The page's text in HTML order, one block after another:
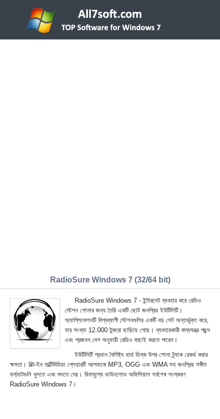
RadioSure Windows 7 (32/64 bit)
RadioSure Windows 7 - ইন্টারনেট ব্যবহার করে রেডিও
স্টেশন শোনার জন্য তৈরি একটি ছোট জনপ্রিয় ইউটিলিটি।
অ্যাপ্লিকেশনটি বিশ্বব্যাপী স্টেশনগুলির একটি বড় সেট অন্তর্ভুক্ত করে,
যার সংখ্যা 12.000 টুকরো ছাড়িয়ে গেছে। ব্যবহারকারী বাদ্যযন্ত্র পছন্দ
এবং প্রজনন দেশ অনুযায়ী রেডিও বাছাই করতে পারেন।
ইউটিলিটি প্রধান বৈশিষ্ট্য হার্ড ডিস্ক উপর শোনা ট্র্যাক রেকর্ড করার
ক্ষমতা। বিল্ট-ইন মাল্টিমিডিয়া প্লেয়ারটি আপনাকে MP3, OGG এবং WMA সহ জনপ্রিয় সঙ্গীত
ফর্ম্যাটগুলি খুলতে এবং শুনতে দেয়। বিনামূল্যে ডাউনলোড অফিসিয়াল সর্বশেষ সংস্করণ
RadioSure Windows 7।